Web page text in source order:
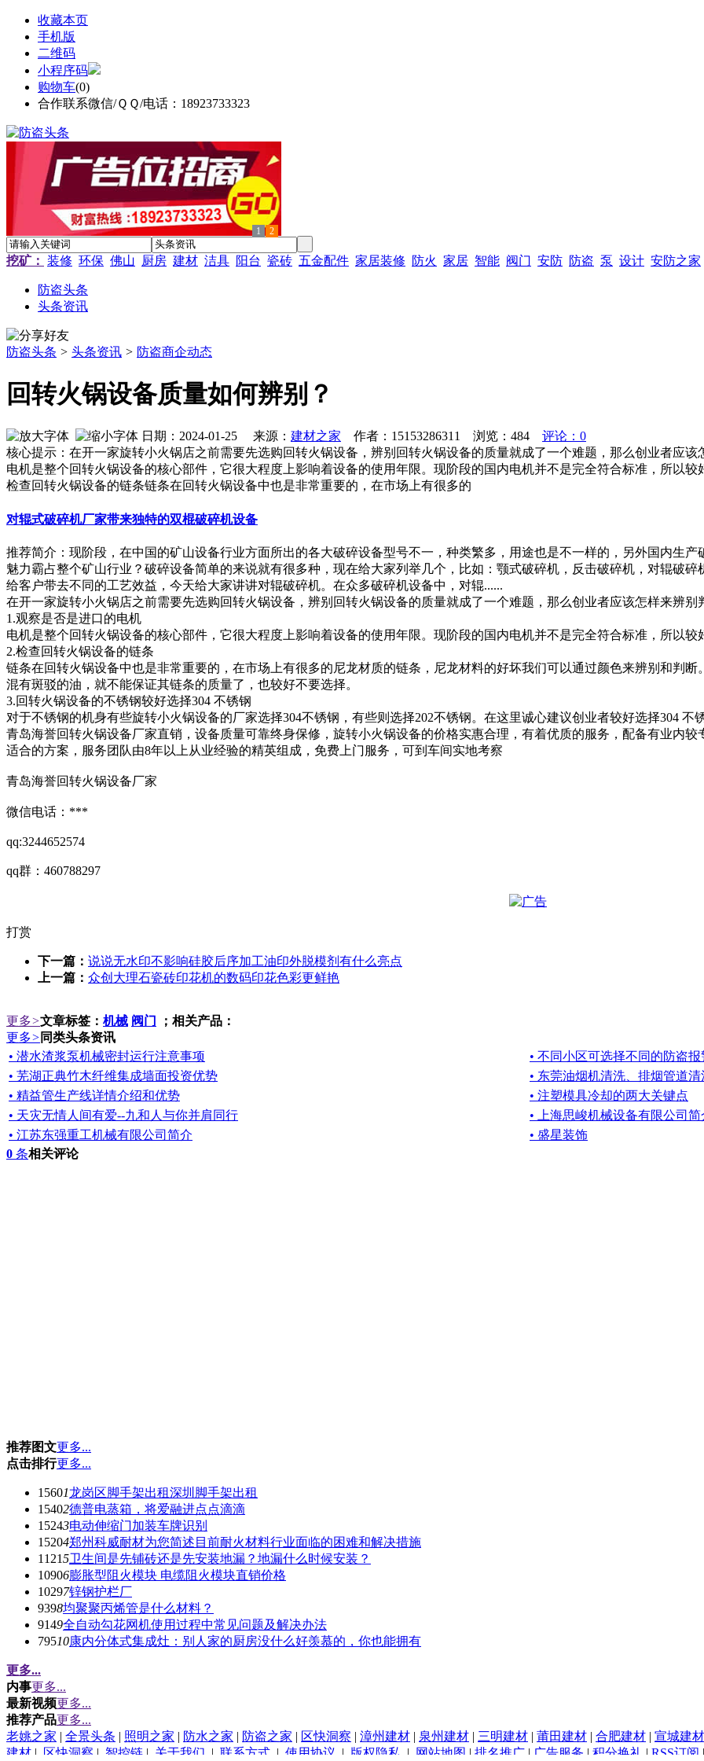
收藏本页
手机版
二维码
小程序码
购物车(0)
合作联系微信/ＱＱ/电话：18923733323
1 2
挖矿： 装修 环保 佛山 厨房 建材 洁具 阳台 瓷砖 五金配件 家居装修 防火 家居 智能 阀门 安防 防盗 泵 设计 安防之家
防盗头条
头条资讯
防盗头条 > 头条资讯 > 防盗商企动态
回转火锅设备质量如何辨别？
日期：2024-01-25 来源： 建材之家 作者：15153286311 浏览： 484
评论：0
核心提示：在开一家旋转小火锅店之前需要先选购回转火锅设备，辨别回转火锅设备的质量就成了一个难题，那么创业者应
电机是整个回转火锅设备的核心部件，它很大程度上影响着设备的使用年限。现阶段的国内电机并不是完全符合标准，所以
检查回转火锅设备的链条链条在回转火锅设备中也是非常重要的，在市场上有很多的
对辊式破碎机厂家带来独特的双棍破碎机设备
推荐简介：现阶段，在中国的矿山设备行业方面所出的各大破碎设备型号不一，种类繁多，用途也是不一样的，另外国内生
魅力霸占整个矿山行业？破碎设备简单的来说就有很多种，现在给大家列举几个，比如：颚式破碎机，反击破碎机，对辊破
给客户带去不同的工艺效益，今天给大家讲讲对辊破碎机。在众多破碎机设备中，对辊......
在开一家旋转小火锅店之前需要先选购回转火锅设备，辨别回转火锅设备的质量就成了一个难题，那么创业者应该怎样来辨别
1.观察是否是进口的电机
电机是整个回转火锅设备的核心部件，它很大程度上影响着设备的使用年限。现阶段的国内电机并不是完全符合标准，所以
2.检查回转火锅设备的链条
链条在回转火锅设备中也是非常重要的，在市场上有很多的尼龙材质的链条，尼龙材料的好坏我们可以通过颜色来辨别和判
混有斑驳的油，就不能保证其链条的质量了，也较好不要选择。
3.回转火锅设备的不锈钢较好选择304 不锈钢
对于不锈钢的机身有些旋转小火锅设备的厂家选择304不锈钢，有些则选择202不锈钢。在这里诚心建议创业者较好选择304 不
青岛海誉回转火锅设备厂家直销，设备质量可靠终身保修，旋转小火锅设备的价格实惠合理，有着优质的服务，配备有业内
适合的方案，服务团队由8年以上从业经验的精英组成，免费上门服务，可到车间实地考察
青岛海誉回转火锅设备厂家
微信电话：***
qq:3244652574
qq群：460788297
打赏
下一篇： 说说无水印不影响硅胶后序加工油印外脱模剂有什么亮点
上一篇： 众创大理石瓷砖印花机的数码印花色彩更鲜艳
更多>文章标签： 机械 阀门
；相关产品：
更多> 同类头条资讯
• 潜水渣浆泵机械密封运行注意事项
• 不同小区可选择不同的防盗
• 芜湖正典竹木纤维集成墙面投资优势
• 东莞油烟机清洗、排烟管道清
• 精益管生产线详情介绍和优势
• 注塑模具冷却的两大关键点
• 天灾无情人间有爱--九和人与你并肩同行
• 上海思峻机械设备有限公司简
• 江苏东强重工机械有限公司简介
• 盛星装饰
0 条相关评论
推荐图文更多...
点击排行更多...
15601龙岗区脚手架出租深圳脚手架出租
15402德普电蒸箱，将爱融进点点滴滴
15243电动伸缩门加装车牌识别
15204郑州科威耐材为您简述目前耐火材料行业面临的困难和解决措施
11215卫生间是先铺砖还是先安装地漏？地漏什么时候安装？
10906膨胀型阻火模块 电缆阻火模块直销价格
10297锌钢护栏厂
9398均聚聚丙烯管是什么材料？
9149全自动勾花网机使用过程中常见问题及解决办法
79510康内分体式集成灶：别人家的厨房没什么好羡慕的，你也能拥有
更多...
内事更多...
最新视频更多...
推荐产品更多...
老姚之家 | 全景头条 | 照明之家 | 防水之家 | 防盗之家 | 区快洞察 | 漳州建材 | 泉州建材 | 三明建材 | 莆田建材 | 合肥建材 | 宣城建材
建材 | 区快洞察 | 智控链 | 关于我们 | 联系方式 | 使用协议 | 版权隐私 | 网站地图 | 排名推广 | 广告服务 | 积分换礼 | RSS订阅